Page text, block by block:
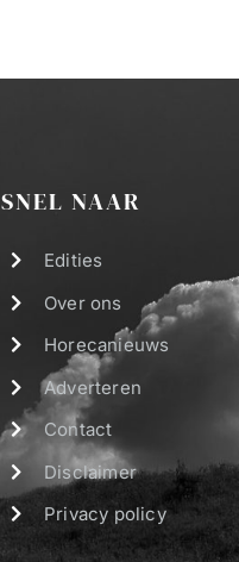
SNEL NAAR
Edities
Over ons
Horecanieuws
Adverteren
Contact
Disclaimer
Privacy policy